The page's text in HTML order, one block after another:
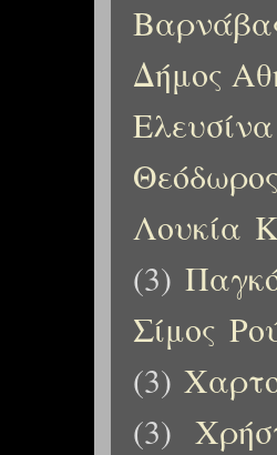
Δήμος
Λουκία
(3)
Σίμος
(3)
(3)